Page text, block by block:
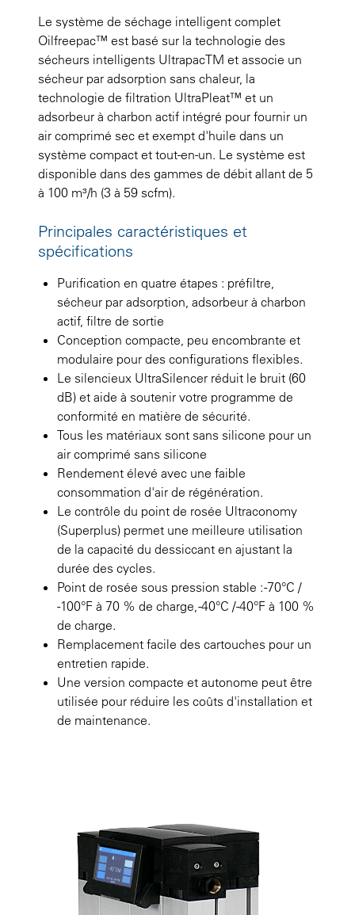
Le système de séchage intelligent complet
Oilfreepac™ est basé sur la technologie des
sécheurs intelligents UltrapacTM et associe un
sécheur par adsorption sans chaleur, la
technologie de filtration UltraPleat™ et un
adsorbeur à charbon actif intégré pour fournir un
air comprimé sec et exempt d'huile dans un
système compact et tout-en-un. Le système est
disponible dans des gammes de débit allant de 5
à 100 m³/h (3 à 59 scfm).
Principales caractéristiques et
spécifications
Purification en quatre étapes : préfiltre,
sécheur par adsorption, adsorbeur à charbon
actif, filtre de sortie
Conception compacte, peu encombrante et
modulaire pour des configurations flexibles.
Le silencieux UltraSilencer réduit le bruit (60
dB) et aide à soutenir votre programme de
conformité en matière de sécurité.
Tous les matériaux sont sans silicone pour un
air comprimé sans silicone
Rendement élevé avec une faible
consommation d'air de régénération.
Le contrôle du point de rosée Ultraconomy
(Superplus) permet une meilleure utilisation
de la capacité du dessiccant en ajustant la
durée des cycles.
Point de rosée sous pression stable : -70°C /
-100°F à 70 % de charge, -40°C / -40°F à 100 %
de charge.
Remplacement facile des cartouches pour un
entretien rapide.
Une version compacte et autonome peut être
utilisée pour réduire les coûts d'installation et
de maintenance.